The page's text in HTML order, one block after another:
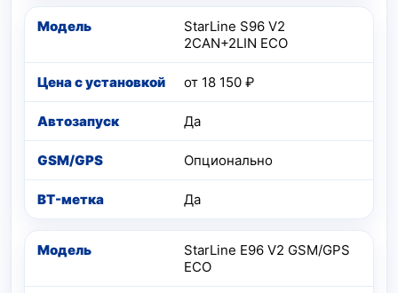
StarLine S96 V2
2CAN+2LIN ECO
от 18 150 ₽
Да
Опционально
Да
StarLine E96 V2 GSM/GPS
ECO